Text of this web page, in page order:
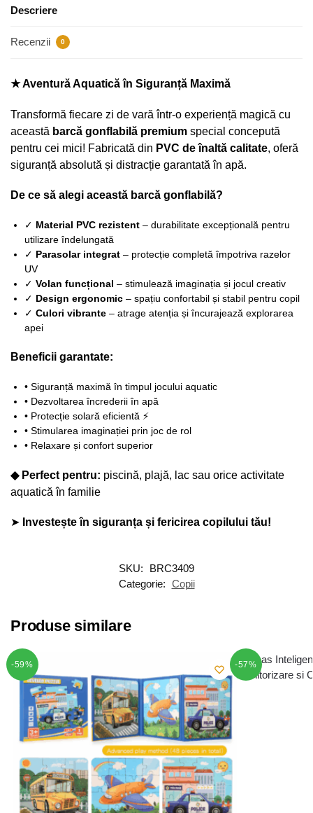
Descriere
Recenzii 0
★ Aventură Aquatică în Siguranță Maximă
Transformă fiecare zi de vară într-o experiență magică cu
această barcă gonflabilă premium special concepută
pentru cei mici! Fabricată din PVC de înaltă calitate, oferă
siguranță absolută și distracție garantată în apă.
De ce să alegi această barcă gonflabilă?
✓ Material PVC rezistent – durabilitate excepțională pentru
utilizare îndelungată
✓ Parasolar integrat – protecție completă împotriva razelor
UV
✓ Volan funcțional – stimulează imaginația și jocul creativ
✓ Design ergonomic – spațiu confortabil și stabil pentru copil
✓ Culori vibrante – atrage atenția și încurajează explorarea
apei
Beneficii garantate:
• Siguranță maximă în timpul jocului aquatic
• Dezvoltarea încrederii în apă
• Protecție solară eficientă ⚡
• Stimularea imaginației prin joc de rol
• Relaxare și confort superior
◆ Perfect pentru: piscină, plajă, lac sau orice activitate
aquatică în familie
➤ Investește în siguranța și fericirea copilului tău!
SKU:
BRC3409
Categorie: Copii
Produse similare
-59% -57%